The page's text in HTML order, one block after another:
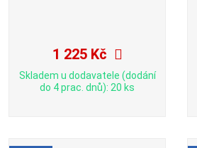
1 225 Kč
Skladem u dodavatele (dodání
do 4 prac. dnů): 20 ks